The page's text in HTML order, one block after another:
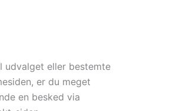
udvalget eller bestemte
er du meget
en besked via